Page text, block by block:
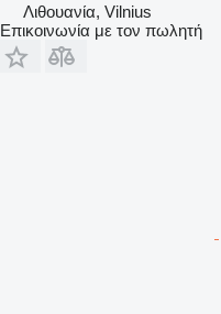
Λιθουανία, Vilnius
Επικοινωνία με τον πωλητή